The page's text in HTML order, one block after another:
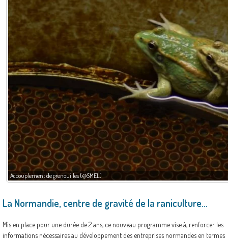
Accouplement de grenouilles (@SMEL)
La Normandie, centre de gravité de la raniculture…
Mis en place pour une durée de 2 ans, ce nouveau programme vise à, renforcer les
informations nécessaires au développement des entreprises normandes en termes